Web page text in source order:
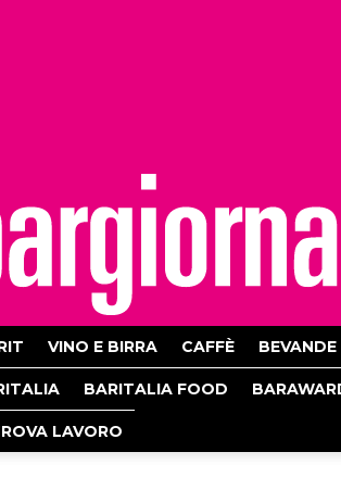
VINO E BIRRA CAFFÈ BEVANDE
BARITALIA FOOD
LAVORO